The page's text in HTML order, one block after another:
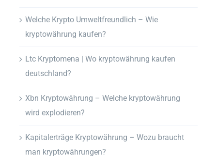
Welche Krypto Umweltfreundlich – Wie
kryptowährung kaufen?
Ltc Kryptomena | Wo kryptowährung kaufen
deutschland?
Xbn Kryptowährung – Welche kryptowährung
wird explodieren?
Kapitalerträge Kryptowährung – Wozu braucht
man kryptowährungen?